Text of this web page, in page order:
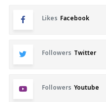
Likes Facebook
Followers Twitter
Followers Youtube